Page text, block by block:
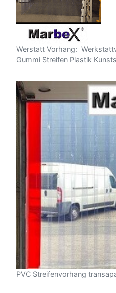
Werstatt Vorhang:
Gummi Streifen Plastik
PVC Streifenvorhang